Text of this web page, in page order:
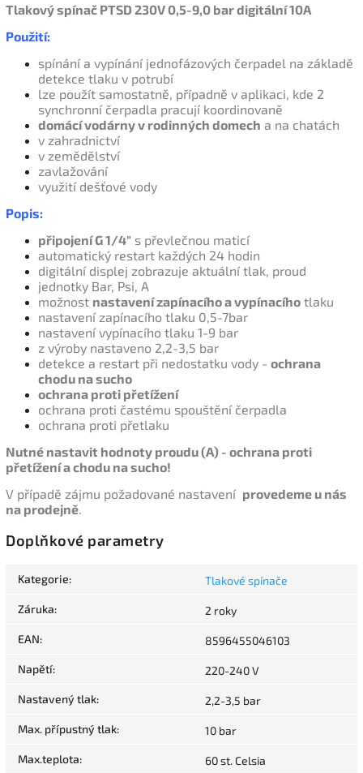
Tlakový spínač PTSD 230V 0,5-9,0 bar digitální 10A
Použití:
spínání a vypínání jednofázových čerpadel na základě
detekce tlaku v potrubí
lze použít samostatně, případně v aplikaci, kde 2
synchronní čerpadla pracují koordinovaně
domácí vodárny v rodinných domech a na chatách
v zahradnictví
v zemědělství
zavlažování
využití dešťové vody
Popis:
připojení G 1/4" s převlečnou maticí
automatický restart každých 24 hodin
digitální displej zobrazuje aktuální tlak, proud
jednotky Bar, Psi, A
možnost nastavení zapínacího a vypínacího tlaku
nastavení zapínacího tlaku 0,5-7bar
nastavení vypínacího tlaku 1-9 bar
z výroby nastaveno 2,2-3,5 bar
detekce a restart při nedostatku vody - ochrana
chodu na sucho
ochrana proti přetížení
ochrana proti častému spouštění čerpadla
ochrana proti přetlaku
Nutné nastavit hodnoty proudu (A) - ochrana proti
přetížení a chodu na sucho!
V případě zájmu požadované nastavení provedeme u nás
na prodejně.
Doplňkové parametry
Kategorie: Tlakové spínače
Záruka: 2 roky
EAN: 8596455046103
Napětí: 220-240 V
Nastavený tlak: 2,2-3,5 bar
Max. přípustný tlak: 10 bar
Max.teplota: 60 st. Celsia